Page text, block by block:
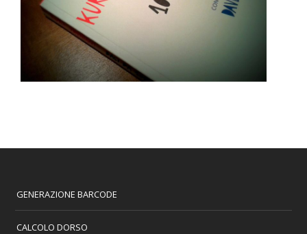
GENERAZIONE BARCODE
CALCOLO DORSO